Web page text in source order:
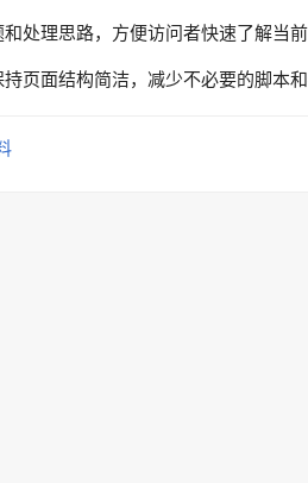
处理思路，方便访问者快速了解当前
页面结构简洁，减少不必要的脚本和